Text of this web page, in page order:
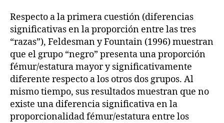
Respecto a la primera cuestión (diferencias
significativas en la proporción entre las tres
“razas”), Feldesman y Fountain (1996) muestran
que el grupo “negro” presenta una proporción
fémur/estatura mayor y significativamente
diferente respecto a los otros dos grupos. Al
mismo tiempo, sus resultados muestran que no
existe una diferencia significativa en la
proporcionalidad fémur/estatura entre los